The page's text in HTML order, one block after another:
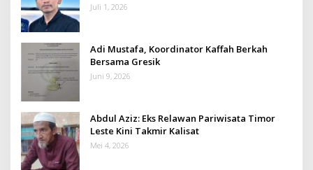
Juli 1, 2026
Adi Mustafa, Koordinator Kaffah Berkah
Bersama Gresik
Juni 9, 2026
Abdul Aziz: Eks Relawan Pariwisata Timor
Leste Kini Takmir Kalisat
Mei 4, 2026